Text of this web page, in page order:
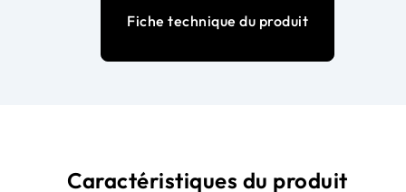
Fiche technique du produit
Caractéristiques du produit